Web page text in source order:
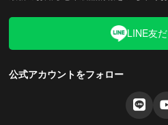
LINE友
公式アカウントをフォロー